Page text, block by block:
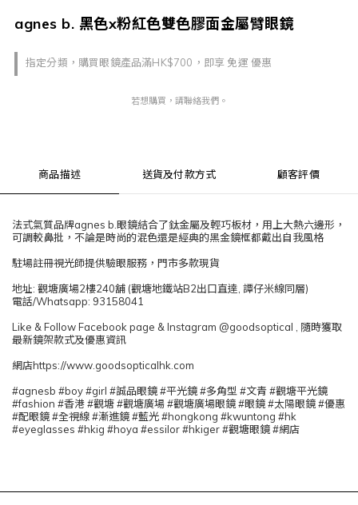
agnes b. 黑色x粉紅色雙色膠面金屬臂眼鏡
指定分類，購買眼鏡產品滿HK$700，即享 免運 優惠
若想購買，請聯絡我們。
商品描述 送貨及付款方式 顧客評價
法式氣質品牌agnes b.眼鏡結合了鈦金屬及輕巧板材，用上大熱六邊形，
可調較鼻批，不論是時尚的混色還是經典的黑金鏡框都戴出自我風格
駐場註冊視光師提供驗眼服務，門市多款現貨
地址: 觀塘廣場2樓240舖 (觀塘地鐵站B2出口直達, 譚仔米線同層)
電話/Whatsapp: 93158041
Like & Follow Facebook page & Instagram @goodsoptical , 隨時獲取
最新鏡架款式及優惠資訊
網店https://www.goodsopticalhk.com
#agnesb #boy #girl #誠品眼鏡 #平光鏡 #多角型 #文青 #觀塘平光鏡
#fashion #香港 #觀塘 #觀塘廣場 #觀塘廣場眼鏡 #眼鏡 #太陽眼鏡 #優惠
#配眼鏡 #全視線 #漸進鏡 #藍光 #hongkong #kwuntong #hk
#eyeglasses #hkig #hoya #essilor #hkiger #觀塘眼鏡 #網店